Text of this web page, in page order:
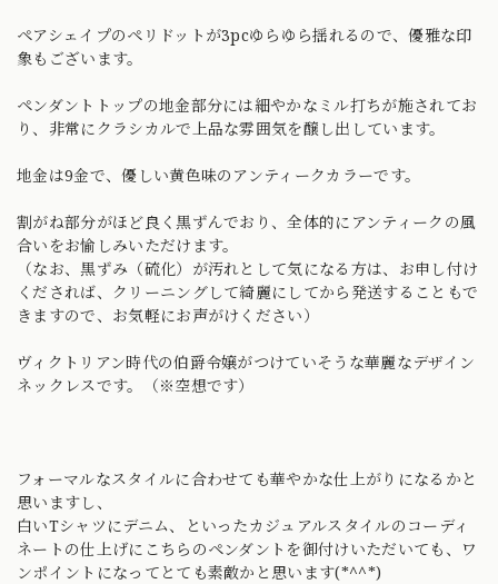
ペアシェイプのペリドットが3pcゆらゆら揺れるので、優雅な印
象もございます。
ペンダントトップの地金部分には細やかなミル打ちが施されてお
り、非常にクラシカルで上品な雰囲気を醸し出しています。
地金は9金で、優しい黄色味のアンティークカラーです。
割がね部分がほど良く黒ずんでおり、全体的にアンティークの風
合いをお愉しみいただけます。
（なお、黒ずみ（硫化）が汚れとして気になる方は、お申し付け
くだされば、クリーニングして綺麗にしてから発送することもで
きますので、お気軽にお声がけください）
ヴィクトリアン時代の伯爵令嬢がつけていそうな華麗なデザイン
ネックレスです。（※空想です）
フォーマルなスタイルに合わせても華やかな仕上がりになるかと
思いますし、
白いTシャツにデニム、といったカジュアルスタイルのコーディ
ネートの仕上げにこちらのペンダントを御付けいただいても、ワ
ンポイントになってとても素敵かと思います(*^^*)